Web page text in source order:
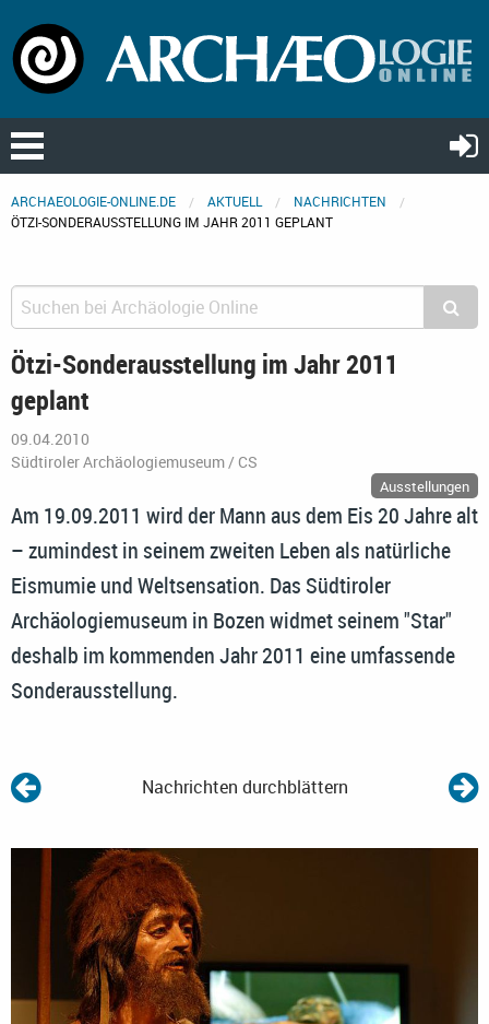
ARCHAEOLOGIE-ONLINE.DE AKTUELL
NACHRICHTEN
ÖTZI-SONDERAUSSTELLUNG IM JAHR 2011 GEPLANT
Ötzi-Sonderausstellung im Jahr 2011
geplant
09.04.2010
Südtiroler Archäologiemuseum / CS
Ausstellungen
Am 19.09.2011 wird der Mann aus dem Eis 20 Jahre alt
– zumindest in seinem zweiten Leben als natürliche
Eismumie und Weltsensation. Das Südtiroler
Archäologiemuseum in Bozen widmet seinem "Star"
deshalb im kommenden Jahr 2011 eine umfassende
Sonderausstellung.
Nachrichten durchblättern